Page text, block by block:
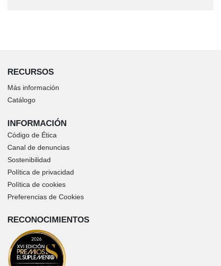
RECURSOS
Más información
Catálogo
INFORMACIÓN
Código de Ética
Canal de denuncias
Sostenibilidad
Política de privacidad
Política de cookies
Preferencias de Cookies
RECONOCIMIENTOS